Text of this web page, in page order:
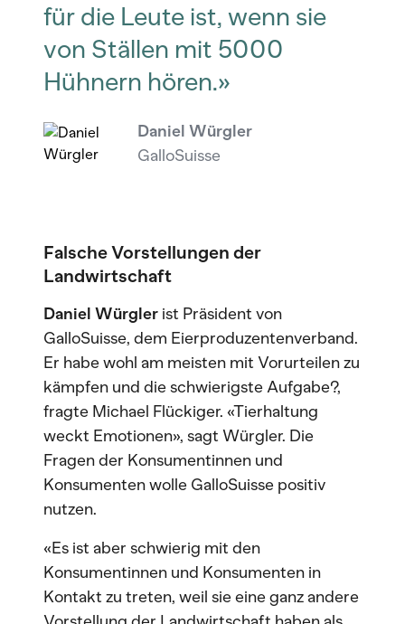
für die Leute ist, wenn sie
von Ställen mit 5000
Hühnern hören.»
Daniel Würgler
GalloSuisse
Falsche Vorstellungen der
Landwirtschaft
Daniel Würgler ist Präsident von
GalloSuisse, dem Eierproduzentenverband.
Er habe wohl am meisten mit Vorurteilen zu
kämpfen und die schwierigste Aufgabe?,
fragte Michael Flückiger. «Tierhaltung
weckt Emotionen», sagt Würgler. Die
Fragen der Konsumentinnen und
Konsumenten wolle GalloSuisse positiv
nutzen.
«Es ist aber schwierig mit den
Konsumentinnen und Konsumenten in
Kontakt zu treten, weil sie eine ganz andere